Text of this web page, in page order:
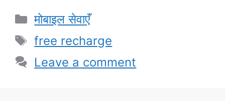
Categories
मोबाइल सेवाएँ
Tags
free recharge
Leave a comment